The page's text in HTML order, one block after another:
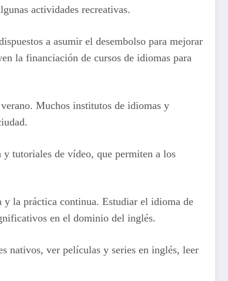
actividades recreativas.
a asumir el desembolso para mejorar
la financiación de cursos de idiomas para
Muchos institutos de idiomas y
y tutoriales de vídeo, que permiten a los
y la práctica continua. Estudiar el idioma de
en el dominio del inglés.
nativos, ver películas y series en inglés, leer